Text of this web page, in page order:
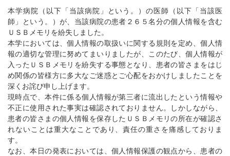
本学病院（以下「当該病院」という。）の医師（以下「当該医
師」という。）が、当該病院の患者２６５名分の個人情報を含む
ＵＳＢメモリを紛失しました。
本学においては、個人情報の取扱いに関する規則を定め、個人情
報の適切な管理に努めてまいりましたが、このたび、個人情報が
入ったＵＳＢメモリを紛失する事態となり、患者の皆さまをはじ
め関係の皆様方に多大なご迷惑とご心配をおかけしましたことを
深くお詫び申し上げます。
現時点で、本件に係る個人情報が第三者に流出したという情報や
不正に使用された事実は確認されておりません。しかしながら、
患者の皆さまの個人情報を保存したＵＳＢメモリの所在が確認さ
れないことは重大なことであり、責任の重さを痛感しておりま
す。
なお、本日の発表においては、個人情報保護の観点から、患者の